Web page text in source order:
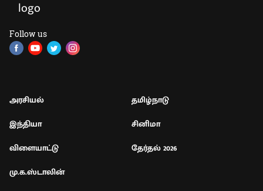
Follow us
அரசியல்
தமிழ்நாடு
இந்தியா
சினிமா
விளையாட்டு
தேர்தல் 2026
மு.க.ஸ்டாலின்